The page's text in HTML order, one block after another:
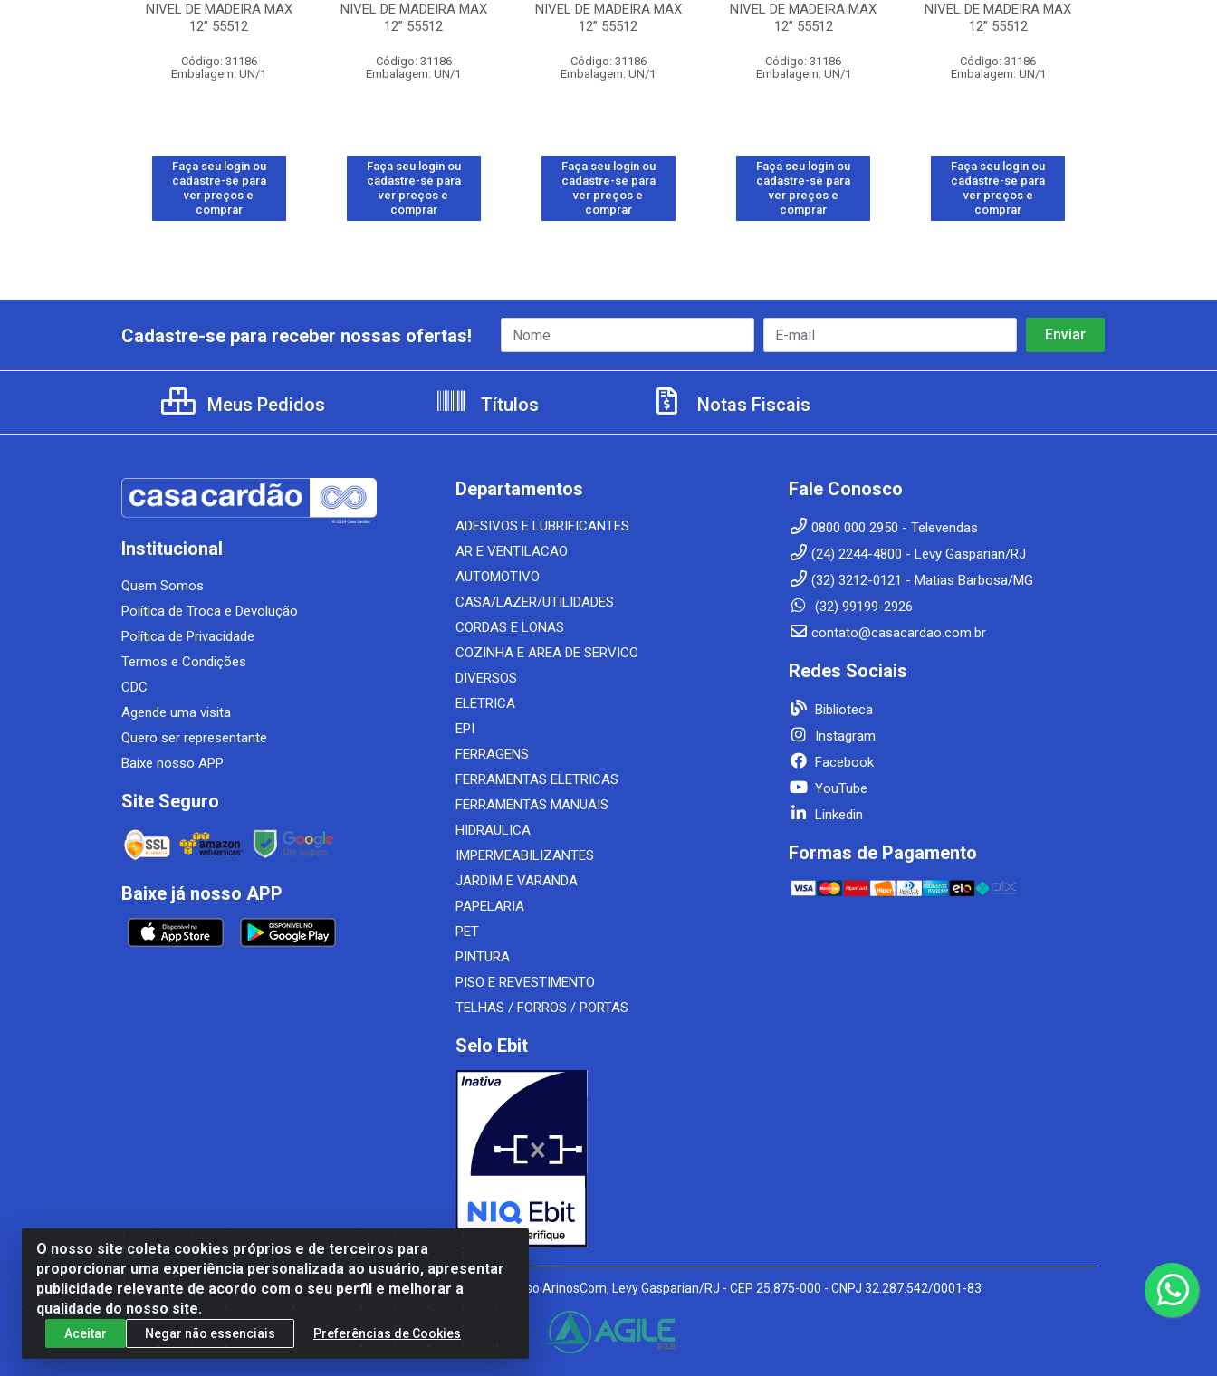
NIVEL DE MADEIRA MAX
12” 55512
Código: 31186
Embalagem: UN/1
Faça seu login ou
cadastre-se para
ver preços e
comprar
NIVEL DE MADEIRA MAX
12” 55512
Código: 31186
Embalagem: UN/1
Faça seu login ou
cadastre-se para
ver preços e
comprar
NIVEL DE MADEIRA MAX
12” 55512
Código: 31186
Embalagem: UN/1
Faça seu login ou
cadastre-se para
ver preços e
comprar
NIVEL DE MADEIRA MAX
12” 55512
Código: 31186
Embalagem: UN/1
Faça seu login ou
cadastre-se para
ver preços e
comprar
NIVEL DE MADEIRA MAX
12” 55512
Código: 31186
Embalagem: UN/1
Faça seu login ou
cadastre-se para
ver preços e
comprar
O nosso site coleta cookies próprios e de terceiros para
proporcionar uma experiência personalizada ao usuário, apresentar
publicidade relevante de acordo com o seu perfil e melhorar a
qualidade do nosso site.
Aceitar Negar não essenciais Preferências de Cookies
Cadastre-se para receber nossas ofertas!
Meus Pedidos Títulos Notas Fiscais
Institucional
Quem Somos
Política de Troca e Devolução
Política de Privacidade
Termos e Condições
CDC
Agende uma visita
Quero ser representante
Baixe nosso APP
Site Seguro
Baixe já nosso APP
Departamentos
ADESIVOS E LUBRIFICANTES
AR E VENTILACAO
AUTOMOTIVO
CASA/LAZER/UTILIDADES
CORDAS E LONAS
COZINHA E AREA DE SERVICO
DIVERSOS
ELETRICA
EPI
FERRAGENS
FERRAMENTAS ELETRICAS
FERRAMENTAS MANUAIS
HIDRAULICA
IMPERMEABILIZANTES
JARDIM E VARANDA
PAPELARIA
PET
PINTURA
PISO E REVESTIMENTO
TELHAS / FORROS / PORTAS
Selo Ebit
Fale Conosco
0800 000 2950 - Televendas
(24) 2244-4800 - Levy Gasparian/RJ
(32) 3212-0121 - Matias Barbosa/MG
(32) 99199-2926
contato@casacardao.com.br
Redes Sociais
Biblioteca
Instagram
Facebook
YouTube
Linkedin
Formas de Pagamento
Casa Cardão LTDA - Av. Amaral Peixoto, 910 - Afonso ArinosCom, Levy Gasparian/RJ - CEP 25.875-000 - CNPJ 32.287.542/0001-83